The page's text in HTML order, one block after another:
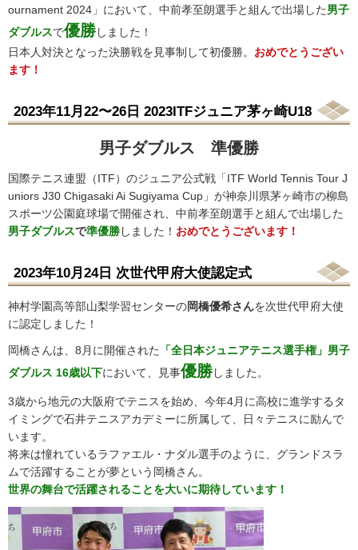
ournament 2024」において、中前孝至朗選手と組んで出場した男子
ダブルスで優勝しました！
日本人対決となった決勝戦を見事制して初優勝。 おめでとうござい
ます！
2023年11月22〜26日 2023ITFジュニア茅ヶ崎U18
男子ダブルス 準優勝
国際テニス連盟（ITF）のジュニア公式戦「ITF World Tennis Tour J
uniors J30 Chigasaki Ai Sugiyama Cup」が神奈川県茅ヶ崎市の柳島
スポーツ公園庭球場で開催され、中前孝至朗選手と組んで出場した
男子ダブルスで準優勝しました！ おめでとうございます！
2023年10月24日 次世代甲府大使認定式
神村学園高等部山梨学習センターの岡橋優希さんを次世代甲府大使
に認定しました！
岡橋さんは、8月に開催された
「全日本ジュニアテニス選手権」男子
ダブルス 16歳以下において、見事優勝しました。
3歳から地元の大阪府でテニスを始め、今年4月に高校に進学するタ
イミングで石井テニスアカデミーに所属して、日々テニスに励んで
います。
将来は憧れているラファエル・ナダル選手のように、グランドスラ
ムで活躍することが夢という岡橋さん。
世界の舞台で活躍されることを大いに期待しています！